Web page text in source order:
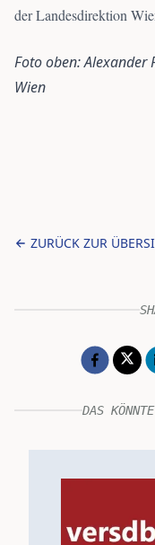
der Landesdirektion
Foto oben: Alexander
Wien
ZURÜCK ZUR
DAS